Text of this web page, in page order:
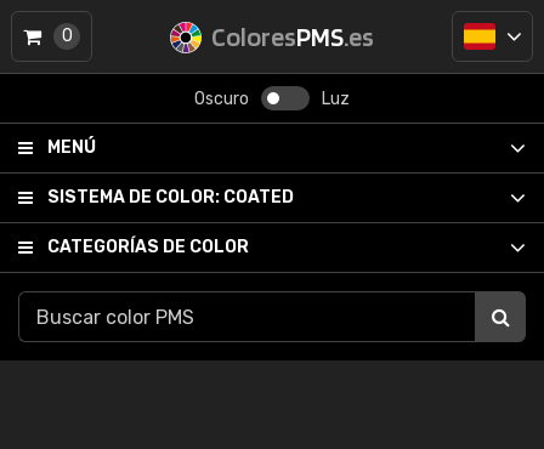
ColoresPMS.es
Oscuro Luz
MENÚ
SISTEMA DE COLOR: COATED
CATEGORÍAS DE COLOR
0